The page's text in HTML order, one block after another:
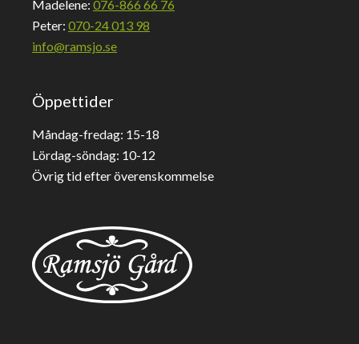
Madelene: 076-866 66 76
Peter: 070-24 013 98
info@ramsjo.se
Öppettider
Måndag-fredag: 15-18
Lördag-söndag: 10-12
Övrig tid efter överenskommelse